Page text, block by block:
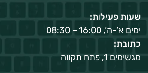
שעות פעילות:
ימים א‘-ה‘, 16:00 – 08:30
כתובת:
מגשימים 1, פתח תקווה